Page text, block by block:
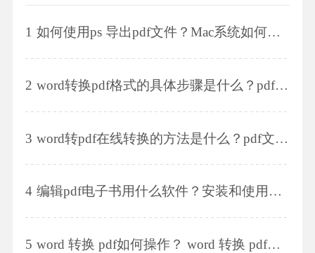
1 如何使用ps 导出pdf文件？Mac系统如何提取PDF页面？
2 word转换pdf格式的具体步骤是什么？pdf编辑软件的基本功能是什么？
3 word转pdf在线转换的方法是什么？pdf文件怎么查找关键词？
4 编辑pdf电子书用什么软件？安装和使用方法是什么？
5 word 转换 pdf如何操作？ word 转换 pdf文档格式不变的技巧?